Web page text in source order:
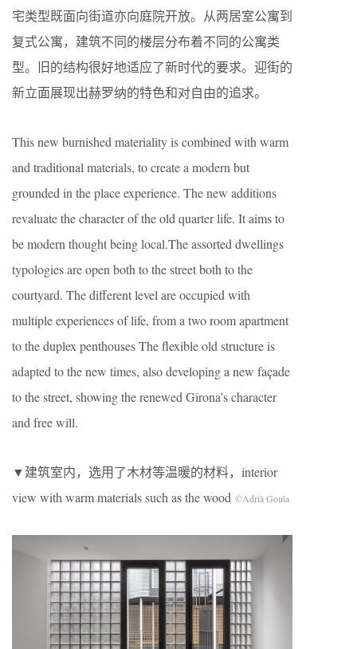
宅类型既面向街道亦向庭院开放。从两居室公寓到
复式公寓，建筑不同的楼层分布着不同的公寓类
型。旧的结构很好地适应了新时代的要求。迎街的
新立面展现出赫罗纳的特色和对自由的追求。
This new burnished materiality is combined with warm
and traditional materials, to create a modern but
grounded in the place experience. The new additions
revaluate the character of the old quarter life. It aims to
be modern thought being local.The assorted dwellings
typologies are open both to the street both to the
courtyard. The different level are occupied with
multiple experiences of life, from a two room apartment
to the duplex penthouses The flexible old structure is
adapted to the new times, also developing a new façade
to the street, showing the renewed Girona’s character
and free will.
▼建筑室内，选用了木材等温暖的材料，interior
view with warm materials such as the wood ©Adrià Goula